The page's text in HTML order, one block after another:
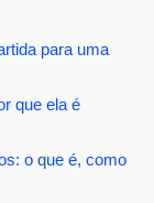
para uma
que ela é
o que é, como